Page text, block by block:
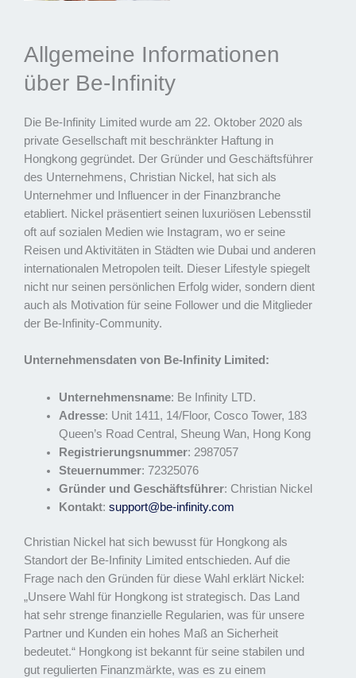
Allgemeine Informationen
über Be-Infinity
Die Be-Infinity Limited wurde am 22. Oktober 2020 als
private Gesellschaft mit beschränkter Haftung in
Hongkong gegründet. Der Gründer und Geschäftsführer
des Unternehmens, Christian Nickel, hat sich als
Unternehmer und Influencer in der Finanzbranche
etabliert. Nickel präsentiert seinen luxuriösen Lebensstil
oft auf sozialen Medien wie Instagram, wo er seine
Reisen und Aktivitäten in Städten wie Dubai und anderen
internationalen Metropolen teilt. Dieser Lifestyle spiegelt
nicht nur seinen persönlichen Erfolg wider, sondern dient
auch als Motivation für seine Follower und die Mitglieder
der Be-Infinity-Community.
Unternehmensdaten von Be-Infinity Limited:
Unternehmensname: Be Infinity LTD.
Adresse: Unit 1411, 14/Floor, Cosco Tower, 183
Queen’s Road Central, Sheung Wan, Hong Kong
Registrierungsnummer: 2987057
Steuernummer: 72325076
Gründer und Geschäftsführer: Christian Nickel
Kontakt: support@be-infinity.com
Christian Nickel hat sich bewusst für Hongkong als
Standort der Be-Infinity Limited entschieden. Auf die
Frage nach den Gründen für diese Wahl erklärt Nickel:
„Unsere Wahl für Hongkong ist strategisch. Das Land
hat sehr strenge finanzielle Regularien, was für unsere
Partner und Kunden ein hohes Maß an Sicherheit
bedeutet.“ Hongkong ist bekannt für seine stabilen und
gut regulierten Finanzmärkte, was es zu einem